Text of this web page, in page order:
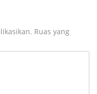
Ruas yang